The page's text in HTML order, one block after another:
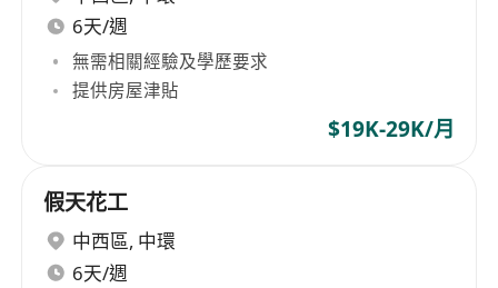
6天/週
無需相關經驗及學歷要求
提供房屋津貼
$19K-29K/月
假天花工
中西區, 中環
6天/週